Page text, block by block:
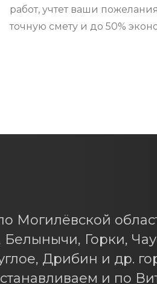
работ, учтет ваши
точную смету и до 50%
Могилёвской
Белынычи, Горки,
Дрибин и др.
и по